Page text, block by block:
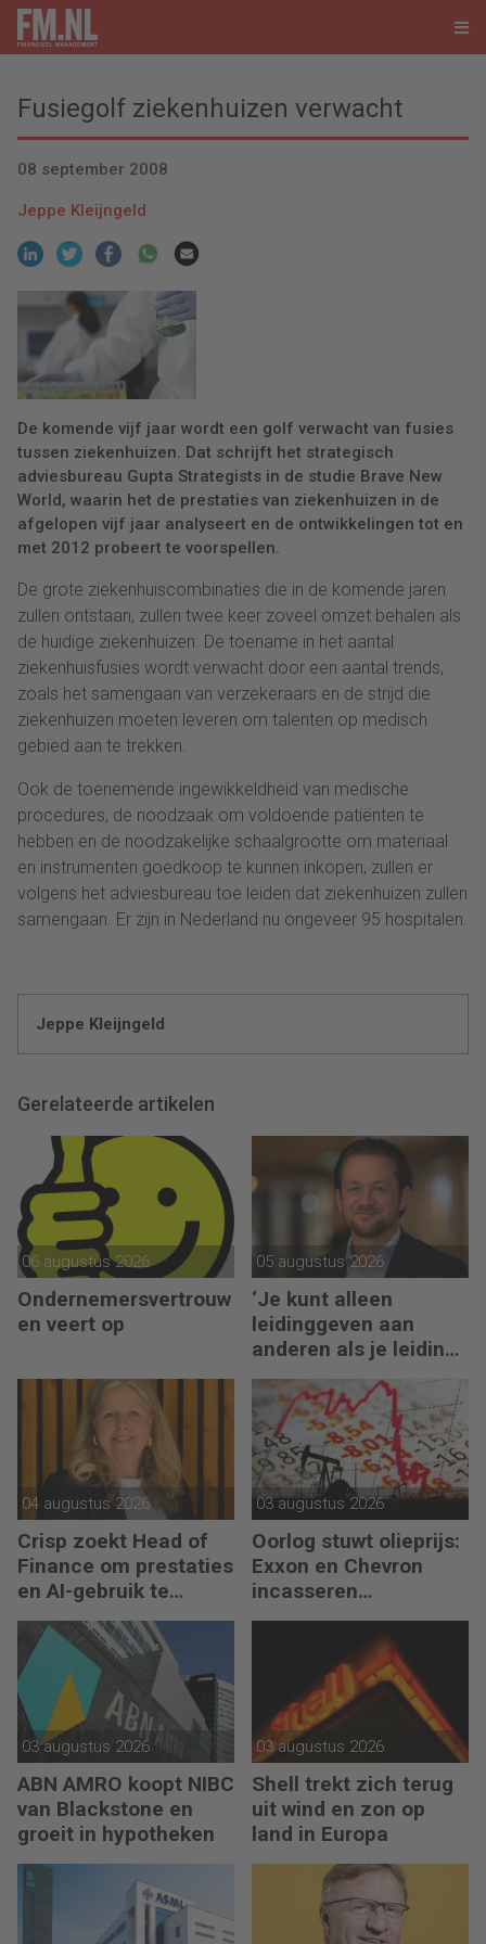
Fusiegolf ziekenhuizen verwacht
08 september 2008
Jeppe Kleijngeld
De komende vijf jaar wordt een golf verwacht van fusies
tussen ziekenhuizen. Dat schrijft het strategisch
adviesbureau Gupta Strategists in de studie Brave New
World, waarin het de prestaties van ziekenhuizen in de
afgelopen vijf jaar analyseert en de ontwikkelingen tot en
met 2012 probeert te voorspellen.
De grote ziekenhuiscombinaties die in de komende jaren
zullen ontstaan, zullen twee keer zoveel omzet behalen als
de huidige ziekenhuizen. De toename in het aantal
ziekenhuisfusies wordt verwacht door een aantal trends,
zoals het samengaan van verzekeraars en de strijd die
ziekenhuizen moeten leveren om talenten op medisch
gebied aan te trekken.
Ook de toenemende ingewikkeldheid van medische
procedures, de noodzaak om voldoende patiënten te
hebben en de noodzakelijke schaalgrootte om materiaal
en instrumenten goedkoop te kunnen inkopen, zullen er
volgens het adviesbureau toe leiden dat ziekenhuizen zullen
samengaan. Er zijn in Nederland nu ongeveer 95 hospitalen.
Jeppe Kleijngeld
Gerelateerde artikelen
06 augustus 2026
Ondernemersvertrouw
en veert op
05 augustus 2026
‘Je kunt alleen
leidinggeven aan
anderen als je leiding
kunt geven aan jezelf’
04 augustus 2026
Crisp zoekt Head of
Finance om prestaties
en AI-gebruik te
versnellen
03 augustus 2026
Oorlog stuwt olieprijs:
Exxon en Chevron
incasseren
miljardenwinsten
03 augustus 2026
ABN AMRO koopt NIBC
van Blackstone en
groeit in hypotheken
03 augustus 2026
Shell trekt zich terug
uit wind en zon op
land in Europa